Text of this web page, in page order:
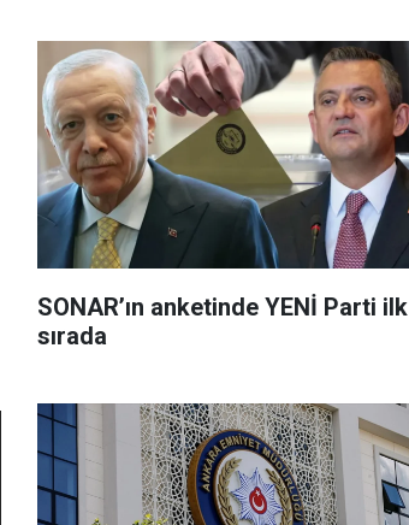
SONAR’ın anketinde YENİ Parti ilk
sırada